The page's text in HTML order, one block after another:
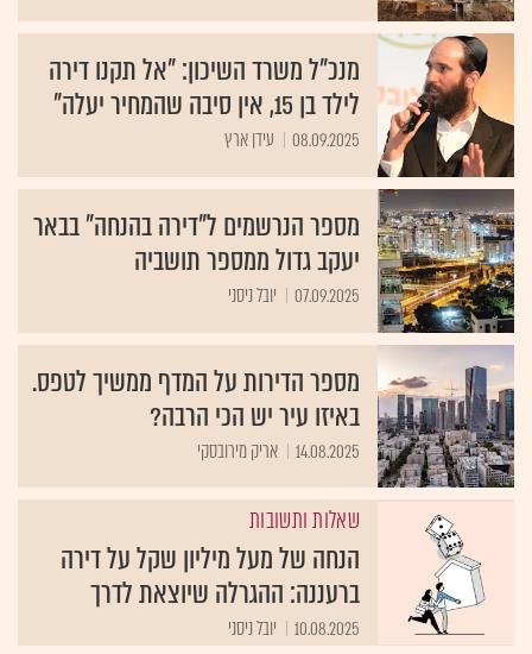
מנכ"ל משרד השיכון: "אל תקנו דירה
לילד בן 15, אין סיבה שהמחיר יעלה"
08.09.2025 עידן ארץ
מספר הנרשמים ל"דירה בהנחה" בבאר
יעקב גדול ממספר תושביה
07.09.2025 יובל ניסני
מספר הדירות על המדף ממשיך לטפס.
באיזו עיר יש הכי הרבה?
14.08.2025 אריק מירובסקי
שאלות ותשובות
הנחה של מעל מיליון שקל על דירה
ברעננה: ההגרלה שיוצאת לדרך
10.08.2025 יובל ניסני